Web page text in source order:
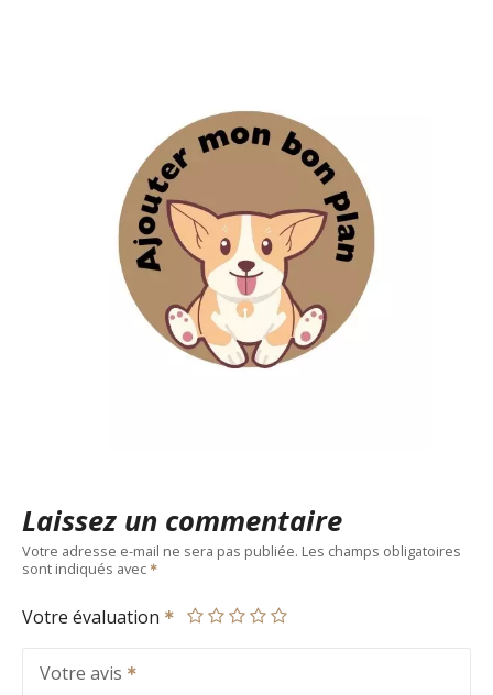
Laissez un commentaire
Votre adresse e-mail ne sera pas publiée. Les champs obligatoires
sont indiqués avec
Votre évaluation
Votre avis